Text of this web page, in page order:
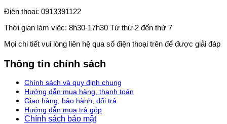
Điện thoại: 0913391122
Thời gian làm việc: 8h30-17h30 Từ thứ 2 đến thứ 7
Mọi chi tiết vui lòng liên hệ qua số điện thoại trên để được giải đáp
Thông tin chính sách
Chính sách và quy định chung
Hướng dẫn mua hàng, thanh toán
Giao hàng, bảo hành, đổi trả
Hướng dẫn mua trả góp
Chính sách bảo mật